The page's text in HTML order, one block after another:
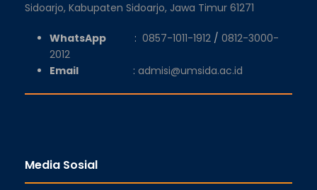
Sidoarjo, Kabupaten Sidoarjo, Jawa Timur 61271
WhatsApp : 0857-1011-1912 / 0812-3000-
2012
Email
: admisi@umsida.ac.id
Media Sosial